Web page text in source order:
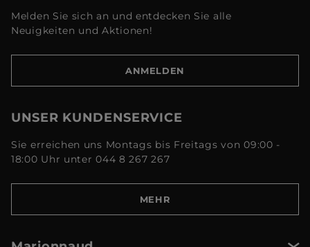
Melden Sie sich an und entdecken Sie alle
Neuigkeiten und Aktionen!
ANMELDEN
UNSER KUNDENSERVICE
Sie erreichen uns Montags bis Freitags von 09:00 -
18:00 Uhr unter 044 8 267 267
MEHR